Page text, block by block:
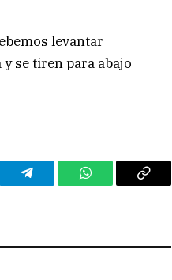
levantar
se tiren para abajo
Telegram WhatsAppCopy